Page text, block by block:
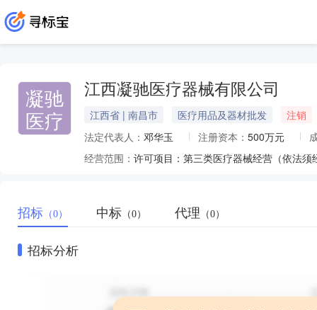
凝驰
医疗
江西凝驰医疗器械有限公司
江西省 | 南昌市 医疗用品及器材批发
注销
法定代表人： 邓华玉 注册资本： 500万元
经营范围：
招标 （0） 中标 （0） 代理 （0）
招标分析